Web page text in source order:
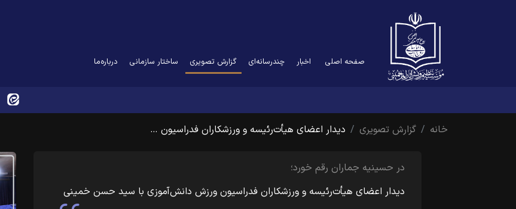
صفحه اصلی اخبار چندرسانه‌ای گزارش تصویری
(current) ساختار سازمانی درباره‌ما
خانه
گزارش تصویری دیدار اعضای هیأت‌رئیسه و ورزشکاران فدراسیون …
در حسینیه جماران رقم خورد؛
دیدار اعضای هیأت‌رئیسه و ورزشکاران فدراسیون ورزش دانش‌آموزی با سید حسن خمینی